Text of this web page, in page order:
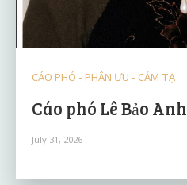
CÁO PHÓ - PHÂN ƯU - CẢM TẠ
Cáo phó Lê Bảo Anh
July 31, 2026